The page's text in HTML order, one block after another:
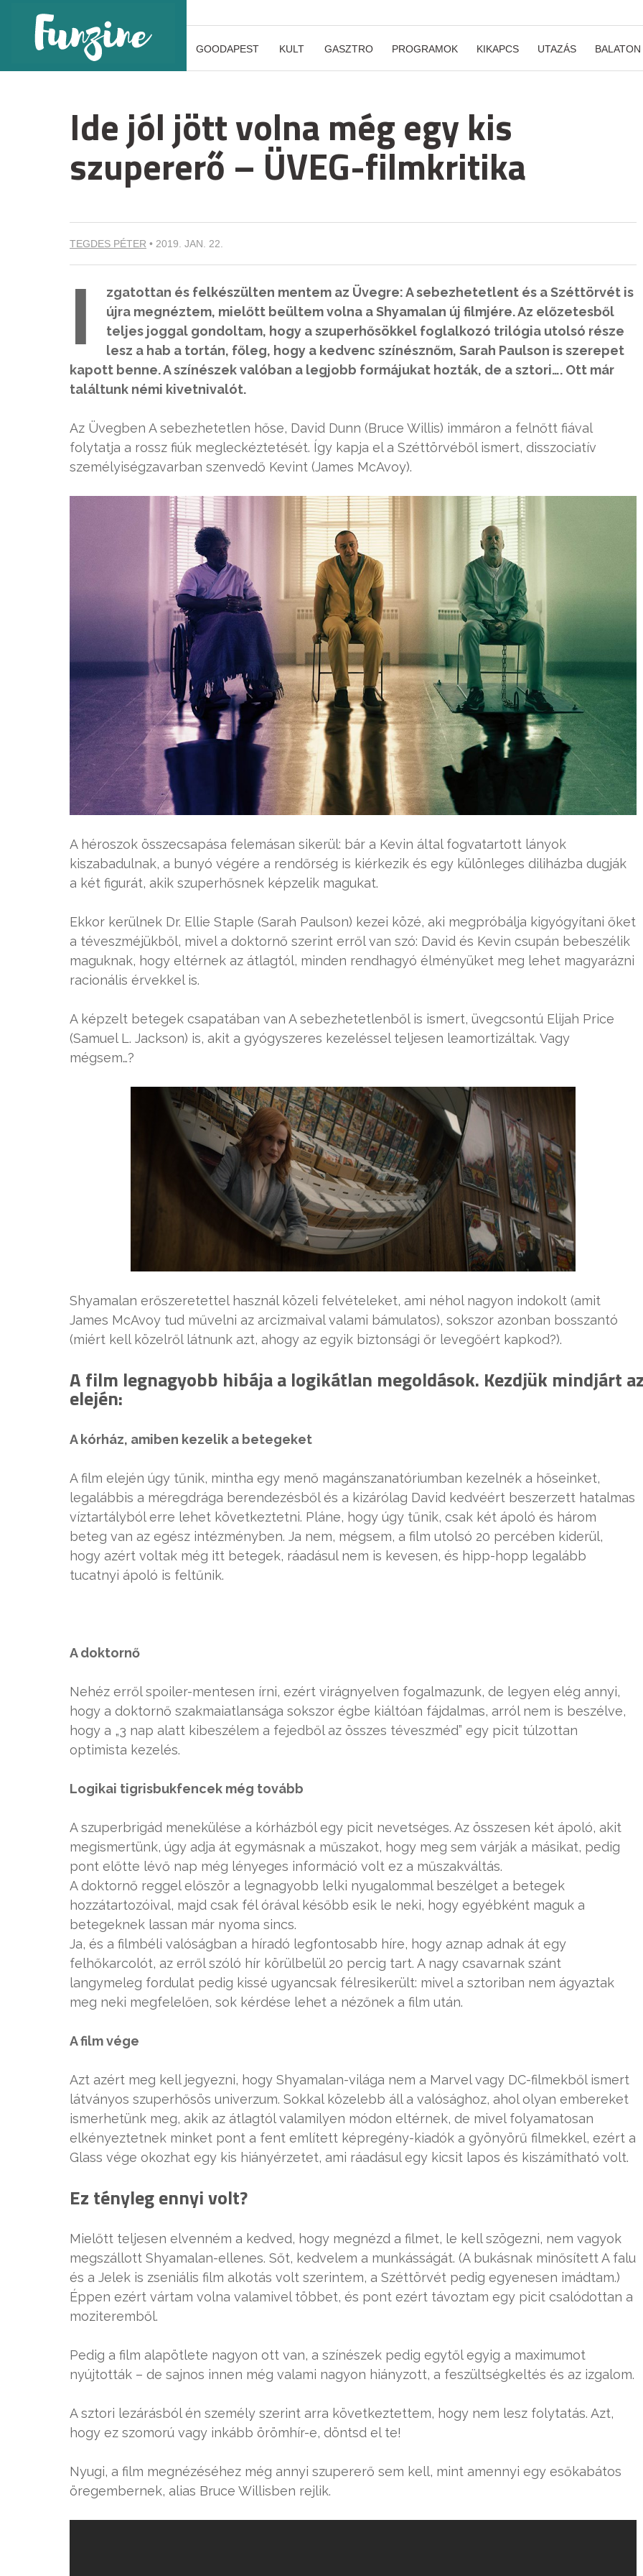
GOODAPEST KULT GASZTRO PROGRAMOK KIKAPCS UTAZÁS BALATON
Ide jól jött volna még egy kis
szupererő – ÜVEG-filmkritika
TEGDES PÉTER • 2019. JAN. 22.
I
zgatottan és felkészülten mentem az Üvegre: A sebezhetetlent és a Széttörvét is
újra megnéztem, mielőtt beültem volna a Shyamalan új filmjére. Az előzetesből
teljes joggal gondoltam, hogy a szuperhősökkel foglalkozó trilógia utolsó része
lesz a hab a tortán, főleg, hogy a kedvenc színésznőm, Sarah Paulson is szerepet
kapott benne. A színészek valóban a legjobb formájukat hozták, de a sztori…. Ott már
találtunk némi kivetnivalót.
Az Üvegben A sebezhetetlen hőse, David Dunn (Bruce Willis) immáron a felnőtt fiával
folytatja a rossz fiúk megleckéztetését. Így kapja el a Széttörvéből ismert, disszociatív
személyiségzavarban szenvedő Kevint (James McAvoy).
A héroszok összecsapása felemásan sikerül: bár a Kevin által fogvatartott lányok
kiszabadulnak, a bunyó végére a rendőrség is kiérkezik és egy különleges diliházba dugják
a két figurát, akik szuperhősnek képzelik magukat.
Ekkor kerülnek Dr. Ellie Staple (Sarah Paulson) kezei közé, aki megpróbálja kigyógyítani őket
a téveszméjükből, mivel a doktornő szerint erről van szó: David és Kevin csupán bebeszélik
maguknak, hogy eltérnek az átlagtól, minden rendhagyó élményüket meg lehet magyarázni
racionális érvekkel is.
A képzelt betegek csapatában van A sebezhetetlenből is ismert, üvegcsontú Elijah Price
(Samuel L. Jackson) is, akit a gyógyszeres kezeléssel teljesen leamortizáltak. Vagy
mégsem…?
Shyamalan erőszeretettel használ közeli felvételeket, ami néhol nagyon indokolt (amit
James McAvoy tud művelni az arcizmaival valami bámulatos), sokszor azonban bosszantó
(miért kell közelről látnunk azt, ahogy az egyik biztonsági őr levegőért kapkod?).
A film legnagyobb hibája a logikátlan megoldások. Kezdjük mindjárt
elején:
A kórház, amiben kezelik a betegeket
A film elején úgy tűnik, mintha egy menő magánszanatóriumban kezelnék a hőseinket,
legalábbis a méregdrága berendezésből és a kizárólag David kedvéért beszerzett hatalmas
víztartályból erre lehet következtetni. Pláne, hogy úgy tűnik, csak két ápoló és három
beteg van az egész intézményben. Ja nem, mégsem, a film utolsó 20 percében kiderül,
hogy azért voltak még itt betegek, ráadásul nem is kevesen, és hipp-hopp legalább
tucatnyi ápoló is feltűnik.
A doktornő
Nehéz erről spoiler-mentesen írni, ezért virágnyelven fogalmazunk, de legyen elég annyi,
hogy a doktornő szakmaiatlansága sokszor égbe kiáltóan fájdalmas, arról nem is beszélve,
hogy a „3 nap alatt kibeszélem a fejedből az összes téveszméd” egy picit túlzottan
optimista kezelés.
Logikai tigrisbukfencek még tovább
A szuperbrigád menekülése a kórházból egy picit nevetséges. Az összesen két ápoló, akit
megismertünk, úgy adja át egymásnak a műszakot, hogy meg sem várják a másikat, pedig
pont előtte lévő nap még lényeges információ volt ez a műszakváltás.
A doktornő reggel először a legnagyobb lelki nyugalommal beszélget a betegek
hozzátartozóival, majd csak fél órával később esik le neki, hogy egyébként maguk a
betegeknek lassan már nyoma sincs.
Ja, és a filmbéli valóságban a híradó legfontosabb híre, hogy aznap adnak át egy
felhőkarcolót, az erről szóló hír körülbelül 20 percig tart. A nagy csavarnak szánt
langymeleg fordulat pedig kissé ugyancsak félresikerült: mivel a sztoriban nem ágyaztak
meg neki megfelelően, sok kérdése lehet a nézőnek a film után.
A film vége
Azt azért meg kell jegyezni, hogy Shyamalan-világa nem a Marvel vagy DC-filmekből ismert
látványos szuperhősös univerzum. Sokkal közelebb áll a valósághoz, ahol olyan embereket
ismerhetünk meg, akik az átlagtól valamilyen módon eltérnek, de mivel folyamatosan
elkényeztetnek minket pont a fent említett képregény-kiadók a gyönyörű filmekkel, ezért a
Glass vége okozhat egy kis hiányérzetet, ami ráadásul egy kicsit lapos és kiszámítható volt.
Ez tényleg ennyi volt?
Mielőtt teljesen elvenném a kedved, hogy megnézd a filmet, le kell szögezni, nem vagyok
megszállott Shyamalan-ellenes. Sőt, kedvelem a munkásságát. (A bukásnak minősített A falu
és a Jelek is zseniális film alkotás volt szerintem, a Széttörvét pedig egyenesen imádtam.)
Éppen ezért vártam volna valamivel többet, és pont ezért távoztam egy picit csalódottan a
moziteremből.
Pedig a film alapötlete nagyon ott van, a színészek pedig egytől egyig a maximumot
nyújtották – de sajnos innen még valami nagyon hiányzott, a feszültségkeltés és az izgalom.
A sztori lezárásból én személy szerint arra következtettem, hogy nem lesz folytatás. Azt,
hogy ez szomorú vagy inkább örömhír-e, döntsd el te!
Nyugi, a film megnézéséhez még annyi szupererő sem kell, mint amennyi egy esőkabátos
öregembernek, alias Bruce Willisben rejlik.